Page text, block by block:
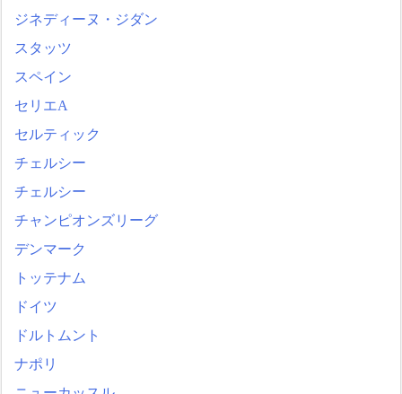
ジネディーヌ・ジダン
スタッツ
スペイン
セリエA
セルティック
チェルシー
チェルシー
チャンピオンズリーグ
デンマーク
トッテナム
ドイツ
ドルトムント
ナポリ